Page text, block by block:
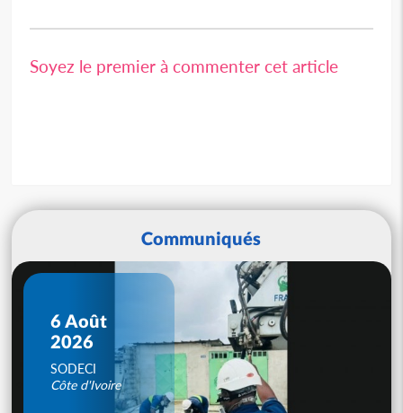
Soyez le premier à commenter cet article
Communiqués
6 Août
2026
SODECI
Côte d'Ivoire